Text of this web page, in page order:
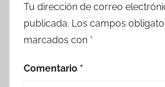
Tu dirección de correo
publicada. Los campos
marcados con *
Comentario *